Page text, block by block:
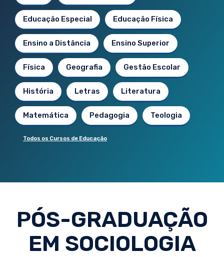
Educação Especial Educação Física
Ensino a Distância Ensino Superior
Física Geografia Gestão Escolar
História Letras Literatura
Matemática Pedagogia Teologia
Todos os Cursos de Educação
PÓS-GRADUAÇÃO
EM SOCIOLOGIA